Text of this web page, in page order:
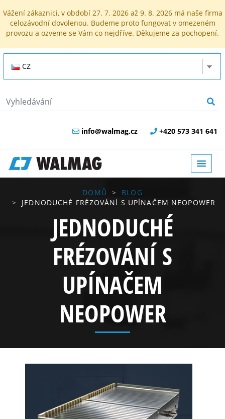
Vážení zákaznici, v období 27. 7. 2026 až 9. 8. 2026 má naše firma
celozávodní dovolenou. Budeme proto fungovat v omezeném
provozu a ozveme se Vám co nejdříve. Děkujeme za pochopení.
CZ
+420 573 341 641
info@walmag.cz
DOMŮ
BLOG
JEDNODUCHÉ FRÉZOVÁNÍ S UPÍNAČEM NEOPOWER
JEDNODUCHÉ
FRÉZOVÁNÍ S
UPÍNAČEM
NEOPOWER